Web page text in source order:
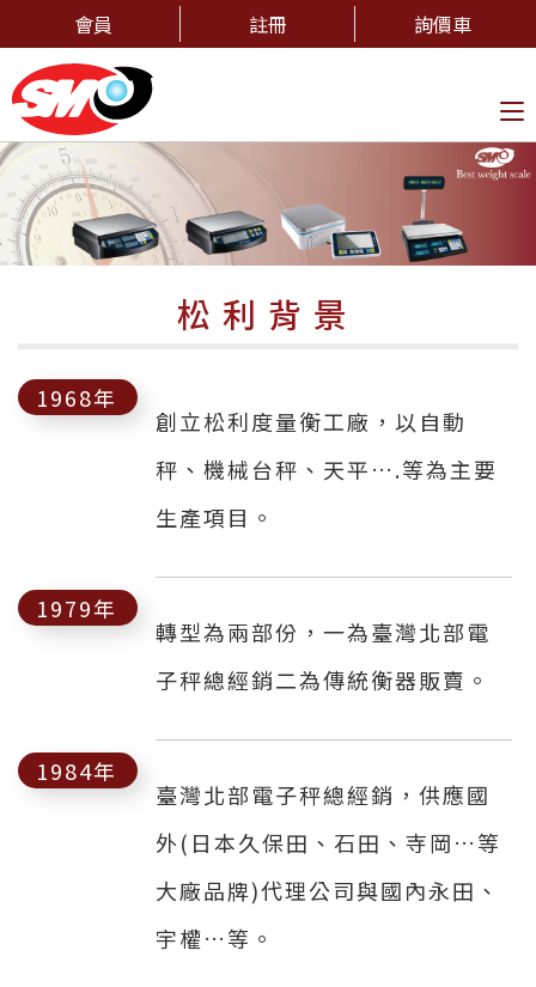
會員 註冊 詢價車
松利背景
1968年
創立松利度量衡工廠，以自動
秤、機械台秤、天平….等為主要
生產項目。
1979年
轉型為兩部份，一為臺灣北部電
子秤總經銷二為傳統衡器販賣。
1984年
臺灣北部電子秤總經銷，供應國
外(日本久保田、石田、寺岡…等
大廠品牌)代理公司與國內永田、
宇權…等。